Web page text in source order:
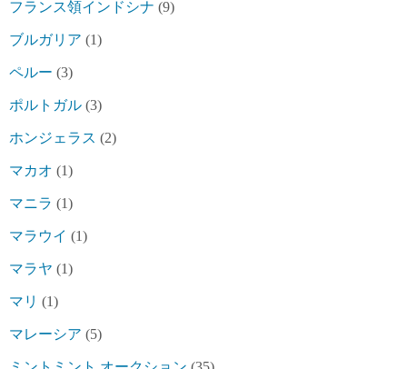
フランス領インドシナ (9)
ブルガリア (1)
ペルー (3)
ポルトガル (3)
ホンジェラス (2)
マカオ (1)
マニラ (1)
マラウイ (1)
マラヤ (1)
マリ (1)
マレーシア (5)